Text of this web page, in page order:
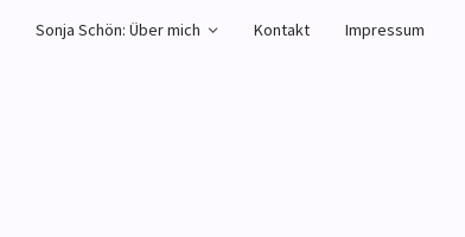
Sonja Schön: Über mich Kontakt Impressum